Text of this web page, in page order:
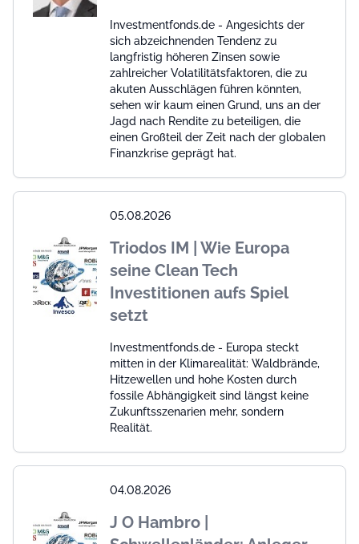
Investmentfonds.de - Angesichts der
sich abzeichnenden Tendenz zu
langfristig höheren Zinsen sowie
zahlreicher Volatilitätsfaktoren, die zu
akuten Ausschlägen führen könnten,
sehen wir kaum einen Grund, uns an der
Jagd nach Rendite zu beteiligen, die
einen Großteil der Zeit nach der globalen
Finanzkrise geprägt hat.
05.08.2026
Triodos IM | Wie Europa
seine Clean Tech
Investitionen aufs Spiel
setzt
Investmentfonds.de - Europa steckt
mitten in der Klimarealität: Waldbrände,
Hitzewellen und hohe Kosten durch
fossile Abhängigkeit sind längst keine
Zukunftsszenarien mehr, sondern
Realität.
04.08.2026
J O Hambro |